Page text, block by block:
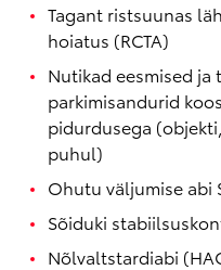
Tagant ristsuunas
hoiatus (RCTA)
Nutikad eesmised ja
parkimisandurid
pidurdusega
puhul)
Ohutu väljumise abi
Sõiduki
Nõlvaltstardiabi